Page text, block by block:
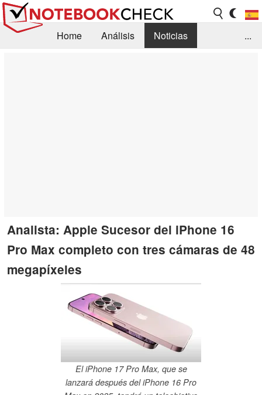
Home Análisis
Noticias
...
Analista: Apple Sucesor del iPhone 16
Pro Max completo con tres cámaras de 48
megapíxeles
El iPhone 17 Pro Max, que se
lanzará después del iPhone 16 Pro